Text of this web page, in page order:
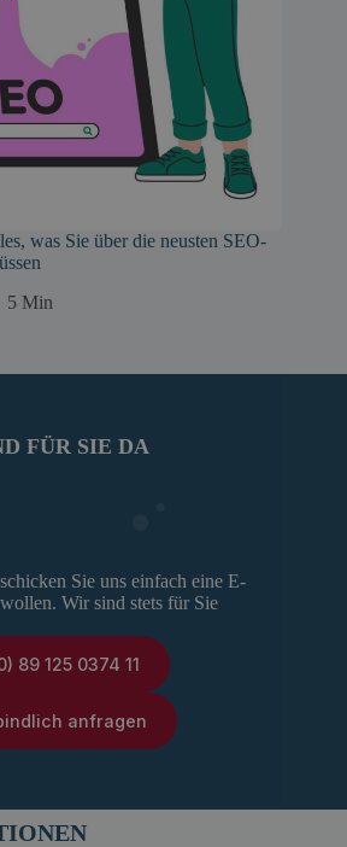
was Sie über die neusten SEO-
5 Min
FÜR SIE DA
Sie uns einfach eine E-
Wir sind stets für Sie
89 125 0374 11
anfragen